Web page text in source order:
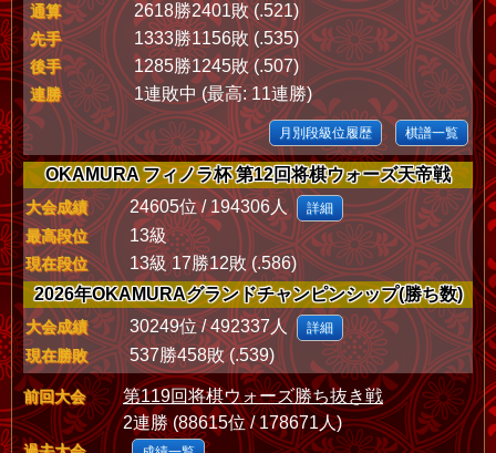
通算 2618勝2401敗 (.521)
先手 1333勝1156敗 (.535)
後手 1285勝1245敗 (.507)
連勝 1連敗中 (最高: 11連勝)
月別段級位履歴 棋譜一覧
OKAMURA フィノラ杯 第12回将棋ウォーズ天帝戦
大会成績 24605位 / 194306人 詳細
最高段位 13級
現在段位
13級 17勝12敗 (.586)
2026年OKAMURAグランドチャンピンシップ(勝ち数)
大会成績 30249位 / 492337人 詳細
現在勝敗 537勝458敗 (.539)
前回大会
第119回将棋ウォーズ勝ち抜き戦
2連勝 (88615位 / 178671人)